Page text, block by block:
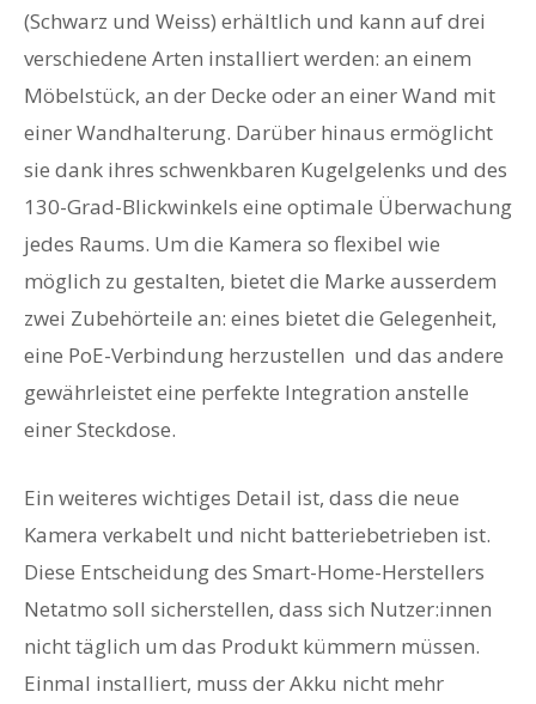
(Schwarz und Weiss) erhältlich und kann auf drei
verschiedene Arten installiert werden: an einem
Möbelstück, an der Decke oder an einer Wand mit
einer Wandhalterung. Darüber hinaus ermöglicht
sie dank ihres schwenkbaren Kugelgelenks und des
130-Grad-Blickwinkels eine optimale Überwachung
jedes Raums. Um die Kamera so flexibel wie
möglich zu gestalten, bietet die Marke ausserdem
zwei Zubehörteile an: eines bietet die Gelegenheit,
eine PoE-Verbindung herzustellen und das andere
gewährleistet eine perfekte Integration anstelle
einer Steckdose.
Ein weiteres wichtiges Detail ist, dass die neue
Kamera verkabelt und nicht batteriebetrieben ist.
Diese Entscheidung des Smart-Home-Herstellers
Netatmo soll sicherstellen, dass sich Nutzer:innen
nicht täglich um das Produkt kümmern müssen.
Einmal installiert, muss der Akku nicht mehr